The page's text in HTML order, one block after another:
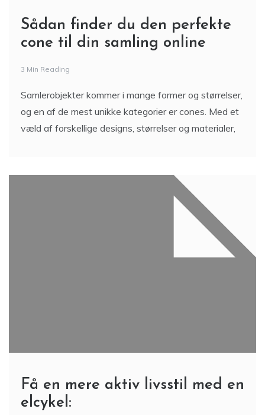
Sådan finder du den perfekte
cone til din samling online
3 Min Reading
Samlerobjekter kommer i mange former og størrelser,
og en af de mest unikke kategorier er cones. Med et
væld af forskellige designs, størrelser og materialer,
Få en mere aktiv livsstil med en
elcykel: